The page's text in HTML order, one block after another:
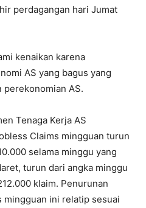
perdagangan hari Jumat
kenaikan karena
AS yang bagus yang
perekonomian AS.
Tenaga Kerja AS
Claims mingguan turun
selama minggu yang
turun dari angka minggu
klaim. Penurunan
mingguan ini relatip sesuai